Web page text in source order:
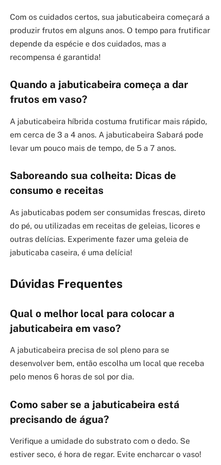
Com os cuidados certos, sua jabuticabeira começará a
produzir frutos em alguns anos. O tempo para frutificar
depende da espécie e dos cuidados, mas a
recompensa é garantida!
Quando a jabuticabeira começa a dar
frutos em vaso?
A jabuticabeira híbrida costuma frutificar mais rápido,
em cerca de 3 a 4 anos. A jabuticabeira Sabará pode
levar um pouco mais de tempo, de 5 a 7 anos.
Saboreando sua colheita: Dicas de
consumo e receitas
As jabuticabas podem ser consumidas frescas, direto
do pé, ou utilizadas em receitas de geleias, licores e
outras delícias. Experimente fazer uma geleia de
jabuticaba caseira, é uma delícia!
Dúvidas Frequentes
Qual o melhor local para colocar a
jabuticabeira em vaso?
A jabuticabeira precisa de sol pleno para se
desenvolver bem, então escolha um local que receba
pelo menos 6 horas de sol por dia.
Como saber se a jabuticabeira está
precisando de água?
Verifique a umidade do substrato com o dedo. Se
estiver seco, é hora de regar. Evite encharcar o vaso!